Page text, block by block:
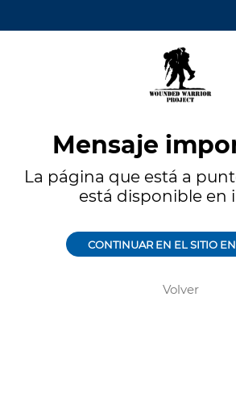
Mensaje
La página que está a
está disponible en
CONTINUAR EN EL SITIO
Volver